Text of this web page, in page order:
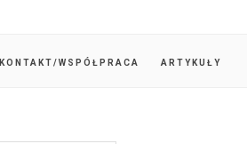
KONTAKT/WSPÓŁPRACA ARTYKUŁY